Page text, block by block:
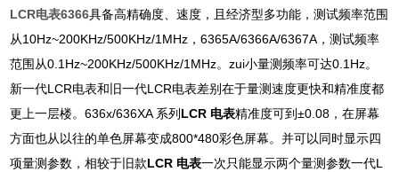
LCR电表6366具备高精确度、速度，且经济型多功能，测试频率范围
从10Hz~200KHz/500KHz/1MHz，6365A/6366A/6367A，测试频率
范围从0.1Hz~200KHz/500KHz/1MHz。zui小量测频率可达0.1Hz。
新一代LCR电表和旧一代LCR电表差别在于量测速度更快和精准度都
更上一层楼。636x/636XA 系列 LCR 电表精准度可到±0.08，在屏幕
方面也从以往的单色屏幕变成800*480彩色屏幕。并可以同时显示四
项量测参数，相较于旧款LCR 电表一次只能显示两个量测参数一代L